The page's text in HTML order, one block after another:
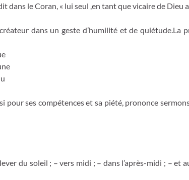
dans le Coran, « lui seul ,en tant que vicaire de Dieu
dans un geste d’humilité et de quiétude.La
pour ses compétences et sa piété, prononce
du soleil ; – vers midi ; – dans l’après-midi ; – et